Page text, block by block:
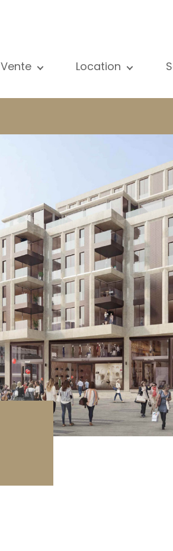
Vente
Immeuble de rapport
Bureau
Commerce
Garage / Parking
Terrain
Location
International
Bureau
Commerce
Garage /